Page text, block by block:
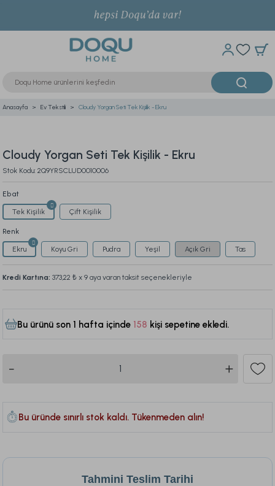
Anasayfa Ev Tekstili Cloudy Yorgan Seti Tek Kişilik - Ekru
Cloudy Yorgan Seti Tek Kişilik - Ekru
Stok Kodu: 2Q9YRSCLUD0010006
Ebat
Tek Kişilik Çift Kişilik
Renk
Ekru Koyu Gri Pudra Yeşil Açık Gri Tas
Kredi Kartına: 373,22 ₺ x 9 aya varan taksit seçenekleriyle
Bu ürünü son 1 hafta içinde 158 kişi sepetine ekledi.
Bu üründe sınırlı stok kaldı. Tükenmeden alın!
Tahmini Teslim Tarihi